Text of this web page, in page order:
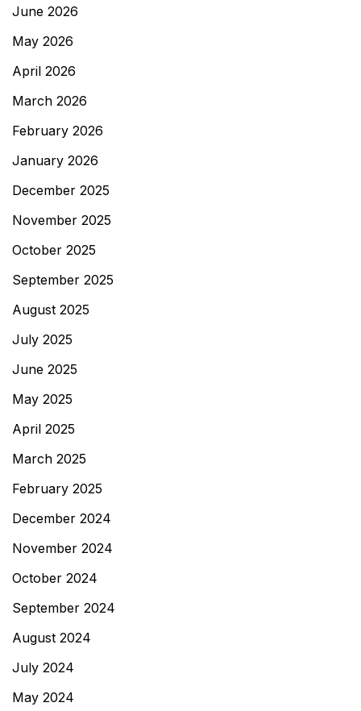
June 2026
May 2026
April 2026
March 2026
February 2026
January 2026
December 2025
November 2025
October 2025
September 2025
August 2025
July 2025
June 2025
May 2025
April 2025
March 2025
February 2025
December 2024
November 2024
October 2024
September 2024
August 2024
July 2024
May 2024